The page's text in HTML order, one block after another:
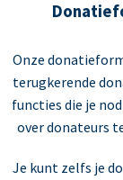
Onze
terugkerende
functies die je
over donateurs
Je kunt zelfs je